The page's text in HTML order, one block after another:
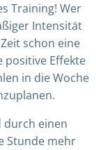
Training! Wer
Intensität
schon eine
positive Effekte
in die Woche
durch einen
Stunde mehr